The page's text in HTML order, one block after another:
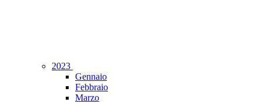
2023
Gennaio
Febbraio
Marzo